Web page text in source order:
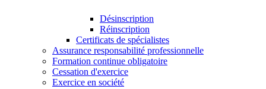
Désinscription
Réinscription
Certificats de spécialistes
Assurance responsabilité professionnelle
Formation continue obligatoire
Cessation d'exercice
Exercice en société